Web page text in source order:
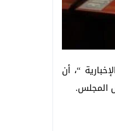
“، أن
المجلس.